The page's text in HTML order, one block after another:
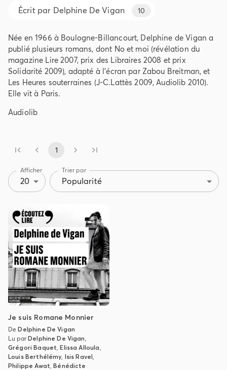
Écrit par Delphine De Vigan 10
Née en 1966 à Boulogne-Billancourt, Delphine de Vigan a
publié plusieurs romans, dont No et moi (révélation du
magazine Lire 2007, prix des Libraires 2008 et prix
Solidarité 2009), adapté à l’écran par Zabou Breitman, et
Les Heures souterraines (J-C.Lattès 2009, Audiolib 2010).
Elle vit à Paris.
Audiolib
1
Afficher
20
Trier par
Popularité
Je suis Romane Monnier
DeDelphine De Vigan
Lu parDelphine De Vigan,
Grégori Baquet,Elissa Alloula,
Louis Berthélémy, Isis Ravel,
Philippe Awat,Bénédicte